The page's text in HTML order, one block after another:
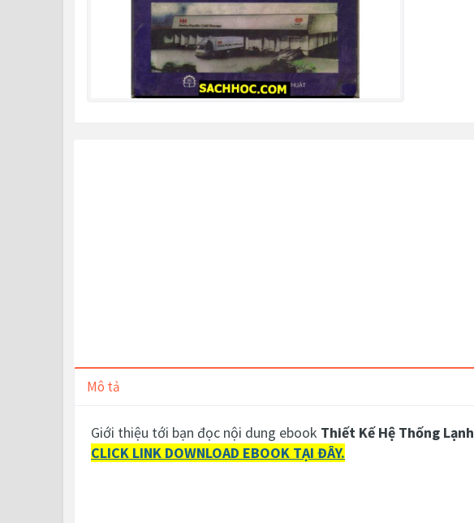
Mô tả
Giới thiệu tới bạn đọc nội dung ebook Thiết Kế Hệ Thống Lạnh
CLICK LINK DOWNLOAD EBOOK TẠI ĐÂY.